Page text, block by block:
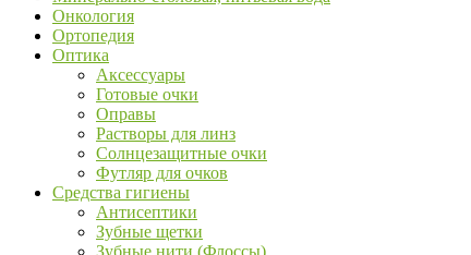
Онкология
Ортопедия
Оптика
Аксессуары
Готовые очки
Оправы
Растворы для линз
Солнцезащитные очки
Футляр для очков
Средства гигиены
Антисептики
Зубные щетки